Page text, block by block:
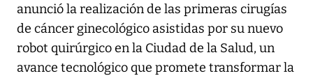
anunció la realización de las primeras cirugías
de cáncer ginecológico asistidas por su nuevo
robot quirúrgico en la Ciudad de la Salud, un
avance tecnológico que promete transformar la